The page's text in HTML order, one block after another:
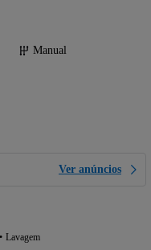
Manual
Ver anúncios
Lavagem